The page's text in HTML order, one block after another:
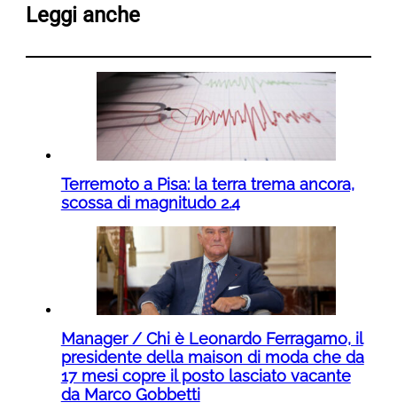
Leggi anche
Terremoto a Pisa: la terra trema ancora,
scossa di magnitudo 2.4
Manager / Chi è Leonardo Ferragamo, il
presidente della maison di moda che da
17 mesi copre il posto lasciato vacante
da Marco Gobbetti